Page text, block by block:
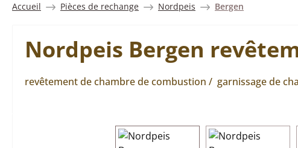
Accueil Pièces de rechange Nordpeis Bergen
Nordpeis Bergen
revêtement de chambre de combustion / garnissage de
Ignorer la galerie d'images